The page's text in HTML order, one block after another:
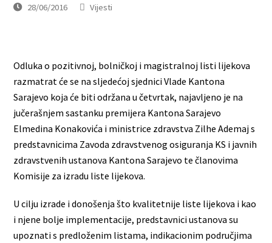
28/06/2016 Vijesti
Odluka o pozitivnoj, bolničkoj i magistralnoj listi lijekova
razmatrat će se na sljedećoj sjednici Vlade Kantona
Sarajevo koja će biti održana u četvrtak, najavljeno je na
jučerašnjem sastanku premijera Kantona Sarajevo
Elmedina Konakovića i ministrice zdravstva Zilhe Ademaj s
predstavnicima Zavoda zdravstvenog osiguranja KS i javnih
zdravstvenih ustanova Kantona Sarajevo te članovima
Komisije za izradu liste lijekova.
U cilju izrade i donošenja što kvalitetnije liste lijekova i kao
i njene bolje implementacije, predstavnici ustanova su
upoznati s predloženim listama, indikacionim područjima